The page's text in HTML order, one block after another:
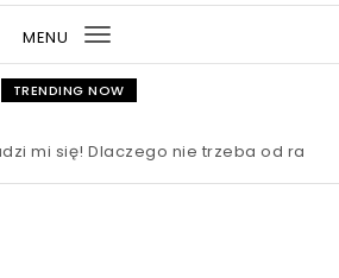
MENU
Toggle
navigation
TRENDING NOW
mi się! Dlaczego nie trzeba od razu